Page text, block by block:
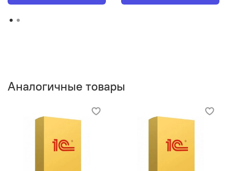
Аналогичные товары